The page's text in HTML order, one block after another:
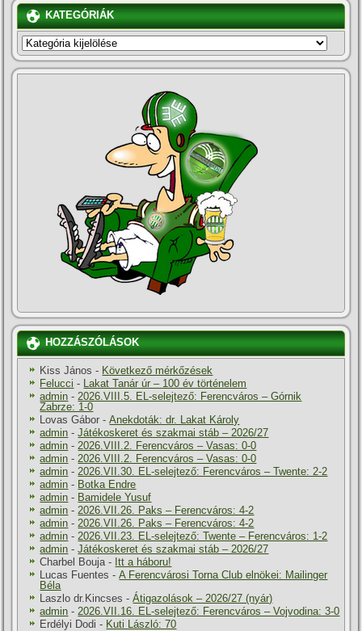
KATEGÓRIÁK
KATEGÓRIÁK
HOZZÁSZÓLÁSOK
Kiss János - Következő mérkőzések
Felucci - Lakat Tanár úr – 100 év történelem
admin - 2026.VIII.5. EL-selejtező: Ferencváros – Górnik
Zabrze: 1-0
Lovas Gábor -Anekdoták: dr. Lakat Károly
admin -Játékoskeret és szakmai stáb – 2026/27
admin - 2026.VIII.2. Ferencváros – Vasas: 0-0
admin - 2026.VIII.2. Ferencváros – Vasas: 0-0
admin - 2026.VII.30. EL-selejtező: Ferencváros – Twente: 2-2
admin - Botka Endre
admin - Bamidele Yusuf
admin - 2026.VII.26. Paks – Ferencváros: 4-2
admin - 2026.VII.26. Paks – Ferencváros: 4-2
admin - 2026.VII.23. EL-selejtező: Twente – Ferencváros: 1-2
admin -Játékoskeret és szakmai stáb – 2026/27
Charbel Bouja - Itt a háboru!
Lucas Fuentes -A Ferencvárosi Torna Club elnökei: Mailinger
Béla
Laszlo dr.Kincses -Átigazolások – 2026/27 (nyár)
admin - 2026.VII.16. EL-selejtező: Ferencváros – Vojvodina: 3-0
Erdélyi Dodi - Kuti László: 70